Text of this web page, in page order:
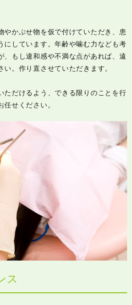
やかぶせ物を仮で付けていただき、患
にしています。年齢や噛む力なども考
、もし違和感や不満な点があれば、遠
。作り直させていただきます。
ただけるよう、できる限りのことを行
任せください。
ス